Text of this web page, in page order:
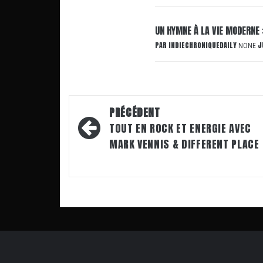
UN HYMNE À LA VIE
PAR INDIECHRONIQUEDAILY NONE
Navigation
d’article
PRÉCÉDENT
TOUT EN ROCK ET ENERGIE AVEC
MARK VENNIS & DIFFERENT PLACE